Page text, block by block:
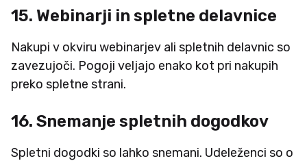
15. Webinarji in spletne delavnice
Nakupi v okviru webinarjev ali spletnih delavnic so
zavezujoči. Pogoji veljajo enako kot pri nakupih
preko spletne strani.
16. Snemanje spletnih dogodkov
Spletni dogodki so lahko snemani. Udeleženci so o